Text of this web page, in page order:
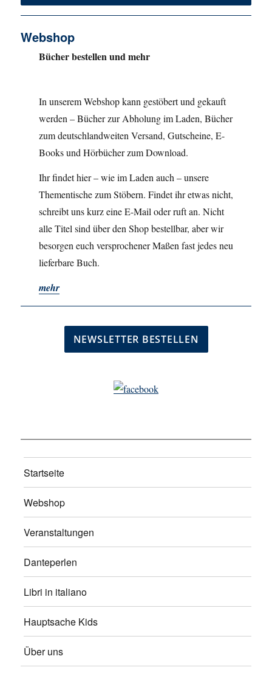
Webshop
Bücher bestellen und mehr
In unserem Webshop kann gestöbert und gekauft
werden – Bücher zur Abholung im Laden, Bücher
zum deutschlandweiten Versand, Gutscheine, E-
Books und Hörbücher zum Download.
Ihr findet hier – wie im Laden auch – unsere
Thementische zum Stöbern. Findet ihr etwas nicht,
schreibt uns kurz eine E-Mail oder ruft an. Nicht
alle Titel sind über den Shop bestellbar, aber wir
besorgen euch versprochener Maßen fast jedes neu
lieferbare Buch.
mehr
Startseite
Webshop
Veranstaltungen
Danteperlen
Libri in italiano
Hauptsache Kids
Über uns